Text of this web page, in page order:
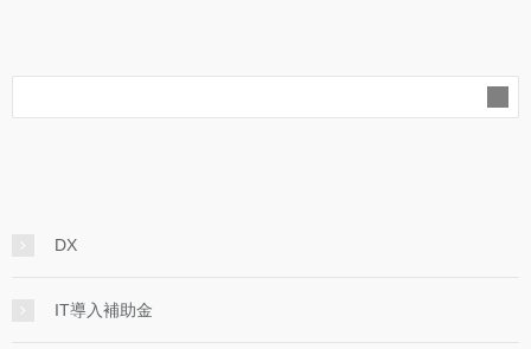
DX
IT導入補助金